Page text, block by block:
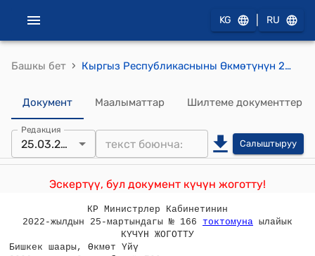
KG RU
Башкы бет › Кыргыз Республикасныны Өкмөтүнүн 2006-жылдын 3-октябрындагы №709 "Жашыруун ойлоп табуулар жөнүндө" Кыргыз Республикасынын Мыйзамына өзгөртүүлөрдү жана толуктоолорду киргизүү тууралуу" Кыргыз Республикасынын Мыйзам долбоору жөнүндө" токтому
Документ Маалыматтар Шилтеме документтер
Редакция
25.03.2022 Салыштыруу
Эскертүү, бул документ күчүн жоготту!